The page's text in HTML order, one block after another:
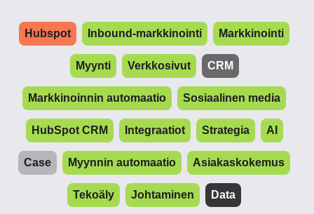
Hubspot Inbound-markkinointi Markkinointi
Myynti Verkkosivut CRM
Markkinoinnin automaatio Sosiaalinen media
HubSpot CRM Integraatiot Strategia AI
Case Myynnin automaatio Asiakaskokemus
Tekoäly Johtaminen Data